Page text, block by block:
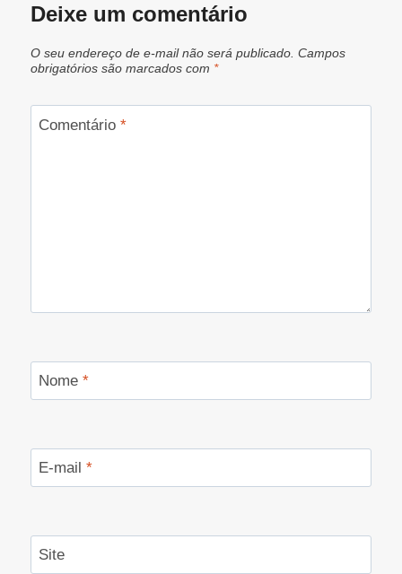
Deixe um comentário
O seu endereço de e-mail não será publicado. Campos
obrigatórios são marcados com *
Comentário *
Nome *
E-mail *
Site